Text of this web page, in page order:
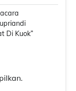
Di Kuok”